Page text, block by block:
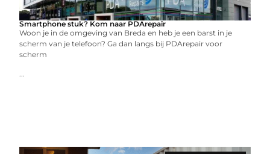
Smartphone stuk? Kom naar PDArepair
Woon je in de omgeving van Breda en heb je een barst in je
scherm van je telefoon? Ga dan langs bij PDArepair voor
scherm
...